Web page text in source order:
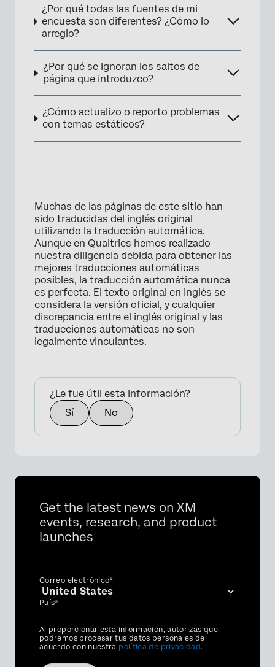
¿Por qué todas las fuentes de mi
encuesta son diferentes? ¿Cómo lo
arreglo?
¿Por qué se ignoran los saltos de
página que introduzco?
¿Cómo actualizo o reporto problemas
con temas estáticos?
Muchas de las páginas de este sitio han
sido traducidas del inglés original
utilizando la traducción automática.
Aunque en Qualtrics hemos realizado
nuestra diligencia debida para obtener las
mejores traducciones automáticas
posibles, la traducción automática nunca
es perfecta. El texto original en inglés se
considera la versión oficial, y cualquier
discrepancia entre el inglés original y las
traducciones automáticas no son
legalmente vinculantes.
¿Le fue útil esta información?
Sí
No
Get the latest news on XM
events, research, and product
launches
Correo electrónico*
País*
Privacy
Optin
Al proporcionar esta información, autorizas que
podremos procesar tus datos personales de
acuerdo con nuestra política de privacidad.